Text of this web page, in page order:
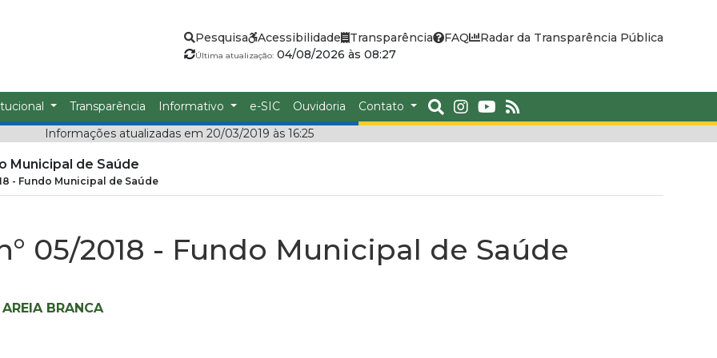
Pesquisa Acessibilidade Transparência FAQ Radar da Transparência Pública
Última atualização:04/08/2026 às 08:27
Transparência Informativo e-SIC Ouvidoria
Contato
Informações atualizadas em 20/03/2019 às 16:25
Municipal de Saúde
- Fundo Municipal de Saúde
05/2018 - Fundo Municipal de Saúde
BRANCA